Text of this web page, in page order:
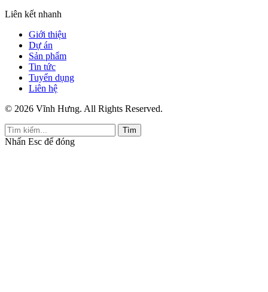
Liên kết nhanh
Giới thiệu
Dự án
Sản phẩm
Tin tức
Tuyển dụng
Liên hệ
© 2026 Vĩnh Hưng. All Rights Reserved.
Tìm
Nhấn Esc để đóng